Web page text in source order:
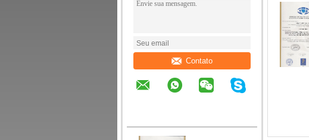
Contato